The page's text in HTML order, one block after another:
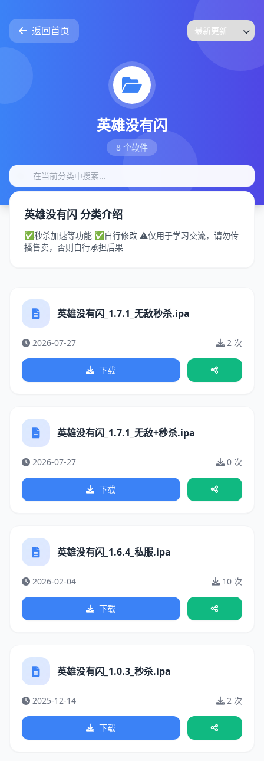
返回首页
英雄没有闪
8 个软件
英雄没有闪 分类介绍
✅秒杀加速等功能 ✅自行修改 ⚠️仅用于学习交流，请勿传
播售卖，否则自行承担后果
英雄没有闪_1.7.1_无敌秒杀.ipa
2026-07-27 2 次
下载
英雄没有闪_1.7.1_无敌+秒杀.ipa
2026-07-27 0 次
下载
英雄没有闪_1.6.4_私服.ipa
2026-02-04 10 次
下载
英雄没有闪_1.0.3_秒杀.ipa
2025-12-14 2 次
下载